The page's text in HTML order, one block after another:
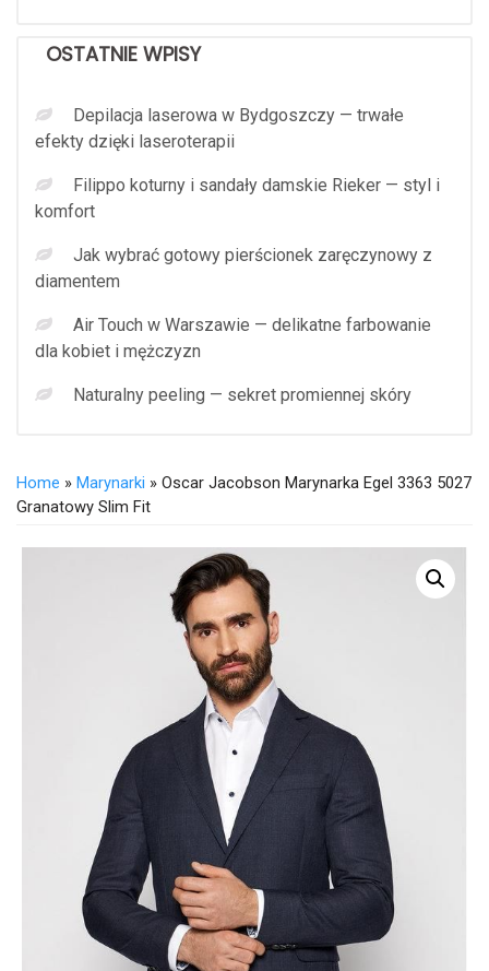
OSTATNIE WPISY
Depilacja laserowa w Bydgoszczy — trwałe
efekty dzięki laseroterapii
Filippo koturny i sandały damskie Rieker — styl i
komfort
Jak wybrać gotowy pierścionek zaręczynowy z
diamentem
Air Touch w Warszawie — delikatne farbowanie
dla kobiet i mężczyzn
Naturalny peeling — sekret promiennej skóry
Home » Marynarki » Oscar Jacobson Marynarka Egel 3363 5027
Granatowy Slim Fit